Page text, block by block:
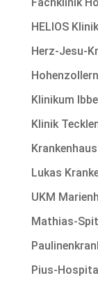
HELIOS
Herz-Jesu-
Klinikum
Klinik
Lukas
UKM
Mathias-
Pius-